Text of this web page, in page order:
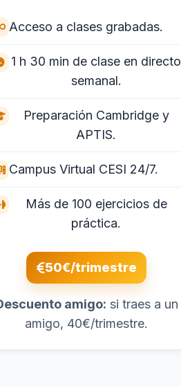
Acceso a clases grabadas.
1 h 30 min de clase en directo
semanal.
Preparación Cambridge y
APTIS.
Campus Virtual CESI 24/7.
Más de 100 ejercicios de
práctica.
50€/trimestre
amigo: si traes a un
amigo, 40€/trimestre.